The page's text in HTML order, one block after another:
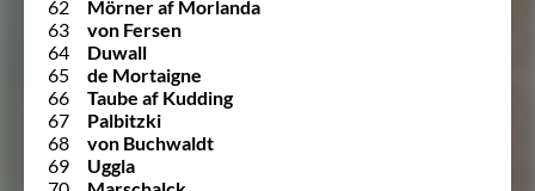
62
Mörner af Morlanda
63
von Fersen
64
Duwall
65
de Mortaigne
66
Taube af Kudding
67
Palbitzki
68
von Buchwaldt
69
Uggla